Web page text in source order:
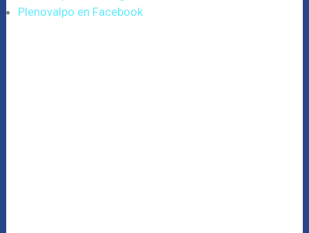
Plenovalpo en Facebook